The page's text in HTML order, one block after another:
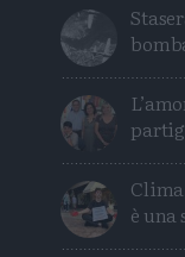
Stasera a Folgaria il
è